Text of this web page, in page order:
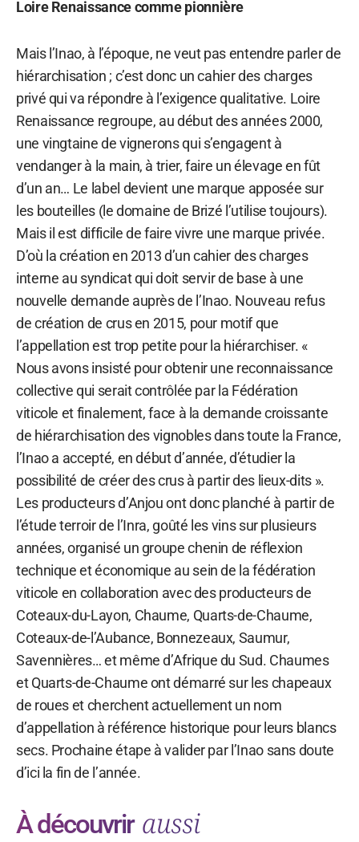
Loire Renaissance comme pionnière
Mais l’Inao, à l’époque, ne veut pas entendre parler de
hiérarchisation ; c’est donc un cahier des charges
privé qui va répondre à l’exigence qualitative. Loire
Renaissance regroupe, au début des années 2000,
une vingtaine de vignerons qui s’engagent à
vendanger à la main, à trier, faire un élevage en fût
d’un an… Le label devient une marque apposée sur
les bouteilles (le domaine de Brizé l’utilise toujours).
Mais il est difficile de faire vivre une marque privée.
D’où la création en 2013 d’un cahier des charges
interne au syndicat qui doit servir de base à une
nouvelle demande auprès de l’Inao. Nouveau refus
de création de crus en 2015, pour motif que
l’appellation est trop petite pour la hiérarchiser. «
Nous avons insisté pour obtenir une reconnaissance
collective qui serait contrôlée par la Fédération
viticole et finalement, face à la demande croissante
de hiérarchisation des vignobles dans toute la France,
l’Inao a accepté, en début d’année, d’étudier la
possibilité de créer des crus à partir des lieux-dits ».
Les producteurs d’Anjou ont donc planché à partir de
l’étude terroir de l’Inra, goûté les vins sur plusieurs
années, organisé un groupe chenin de réflexion
technique et économique au sein de la fédération
viticole en collaboration avec des producteurs de
Coteaux-du-Layon, Chaume, Quarts-de-Chaume,
Coteaux-de-l’Aubance, Bonnezeaux, Saumur,
Savennières… et même d’Afrique du Sud. Chaumes
et Quarts-de-Chaume ont démarré sur les chapeaux
de roues et cherchent actuellement un nom
d’appellation à référence historique pour leurs blancs
secs. Prochaine étape à valider par l’Inao sans doute
d’ici la fin de l’année.
À découvrir aussi